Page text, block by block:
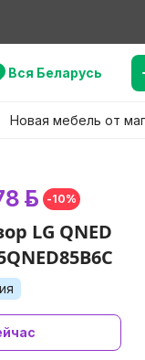
Вся Беларусь
Новая мебель от
р. -10%
LG QNED